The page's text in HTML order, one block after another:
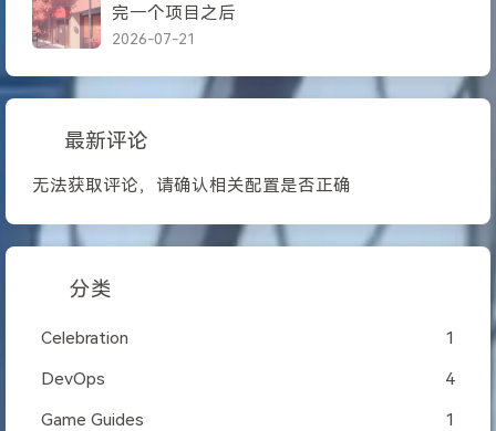
完一个项目之后
2026-07-21
最新评论
无法获取评论，请确认相关配置是否正确
分类
Celebration 1
DevOps 4
Game Guides 1